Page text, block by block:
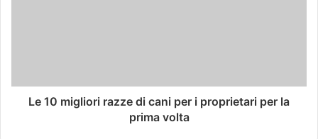
Le 10 migliori razze di cani per i proprietari per la
prima volta